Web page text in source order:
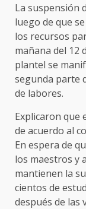
La suspensión
luego de que
los recursos
mañana del 12
plantel se
segunda parte
de labores.
Explicaron que
de acuerdo al
En espera de
los maestros y
mantienen la
cientos de
después de las